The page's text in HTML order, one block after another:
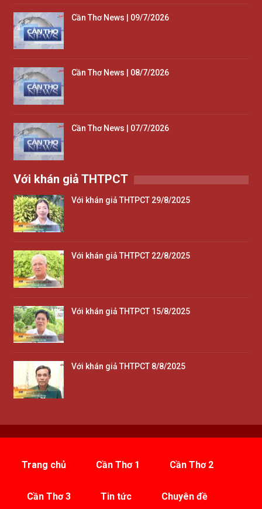
Cần Thơ News | 09/7/2026
Cần Thơ News | 08/7/2026
Cần Thơ News | 07/7/2026
Với khán giả THTPCT
Với khán giả THTPCT 29/8/2025
Với khán giả THTPCT 22/8/2025
Với khán giả THTPCT 15/8/2025
Với khán giả THTPCT 8/8/2025
Trang chủ Cần Thơ 1 Cần Thơ 2
Cần Thơ 3 Tin tức Chuyên đề